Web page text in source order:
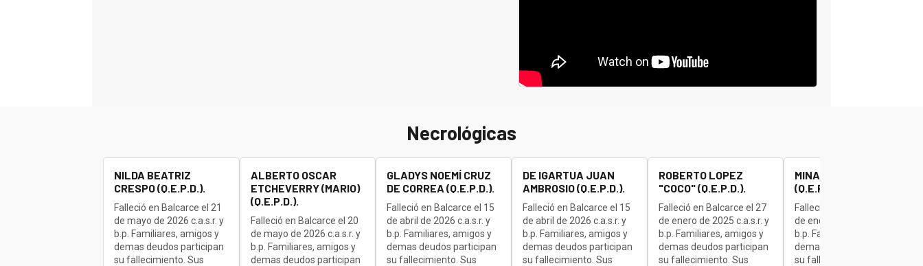
Necrológicas
NILDA BEATRIZ
CRESPO (Q.E.P.D.).
Falleció en Balcarce el 21
de mayo de 2026 c.a.s.r. y
b.p. Familiares, amigos y
demas deudos participan
su fallecimiento. Sus
ALBERTO OSCAR
ETCHEVERRY (MARIO)
(Q.E.P.D.).
Falleció en Balcarce el 20
de mayo de 2026 c.a.s.r. y
b.p. Familiares, amigos y
demas deudos participan
GLADYS NOEMÍ CRUZ
DE CORREA (Q.E.P.D.).
Falleció en Balcarce el 15
de abril de 2026 c.a.s.r. y
b.p. Familiares, amigos y
demas deudos participan
su fallecimiento. Sus
DE IGARTUA JUAN
AMBROSIO (Q.E.P.D.).
Falleció en Balcarce el 15
de abril de 2026 c.a.s.r. y
b.p. Familiares, amigos y
demas deudos participan
su fallecimiento. Sus
ROBERTO LOPEZ
"COCO" (Q.E.P.D.).
Falleció en Balcarce el 27
de enero de 2025 c.a.s.r. y
b.p. Familiares, amigos y
demas deudos participan
su fallecimiento. Sus
MINAUDO JOSE "BETA"
(Q.E.P.D.).
Falleció en Balcarce el 27
de enero de 2025 c.a.s.r. y
b.p. Familiares, amigos y
demas deudos participan
su fallecimiento. Sus